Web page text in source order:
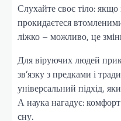
Слухайте своє тіло:
прокидаєтеся
ліжко – можливо, це
Для віруючих людей
зв’язку з предками і
універсальний підхід,
А наука нагадує:
сну.